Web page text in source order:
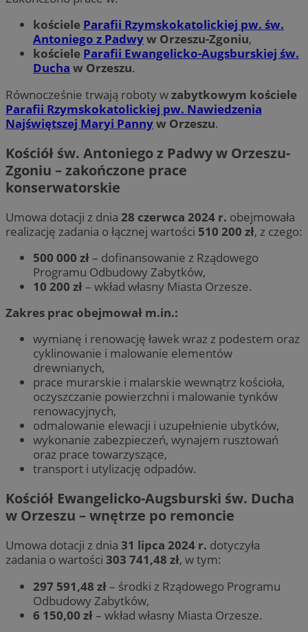
kościele Parafii Rzymskokatolickiej pw. św.
Antoniego z Padwyw Orzeszu-Zgoniu,
kościele Parafii Ewangelicko-Augsburskiej św.
Ducha w Orzeszu.
Równocześnie trwają roboty wzabytkowym kościele
Parafii Rzymskokatolickiej pw. Nawiedzenia
Najświętszej Maryi Pannyw Orzeszu.
Kościół św. Antoniego z Padwy w Orzeszu-
Zgoniu – zakończone prace
konserwatorskie
Umowa dotacji z dnia 28 czerwca 2024 r. obejmowała
realizację zadania o łącznej wartości 510 200 zł, z czego:
500 000 zł– dofinansowanie z Rządowego
Programu Odbudowy Zabytków,
10 200 zł– wkład własny Miasta Orzesze.
Zakres prac obejmował m.in.:
wymianę i renowację ławek wraz z podestem oraz
cyklinowanie i malowanie elementów
drewnianych,
prace murarskie i malarskie wewnątrz kościoła,
oczyszczanie powierzchni i malowanie tynków
renowacyjnych,
odmalowanie elewacji i uzupełnienie ubytków,
wykonanie zabezpieczeń, wynajem rusztowań
oraz prace towarzyszące,
transport i utylizację odpadów.
Kościół Ewangelicko-Augsburski św. Ducha
w Orzeszu – wnętrze po remoncie
Umowa dotacji z dnia 31 lipca 2024 r. dotyczyła
zadania o wartości 303 741,48 zł, w tym:
297 591,48 zł– środki z Rządowego Programu
Odbudowy Zabytków,
6 150,00 zł– wkład własny Miasta Orzesze.